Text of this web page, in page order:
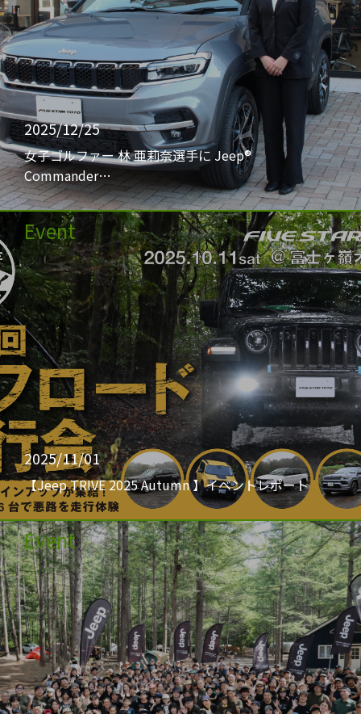
2025/12/25
女子ゴルファー 林 亜莉奈選手に Jeep®
Commander…
Event
2025/11/01
【Jeep TRIVE 2025 Autumn 】イベントレポート
Event